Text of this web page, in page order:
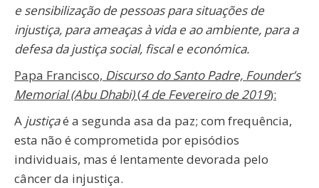
e sensibilização de pessoas para situações de
injustiça, para ameaças à vida e ao ambiente, para a
defesa da justiça social, fiscal e económica.
Papa Francisco, Discurso do Santo Padre, Founder’s
Memorial (Abu Dhabi)(4 de Fevereiro de 2019):
A justiçaé a segunda asa da paz; com frequência,
esta não é comprometida por episódios
individuais, mas é lentamente devorada pelo
câncer da injustiça.